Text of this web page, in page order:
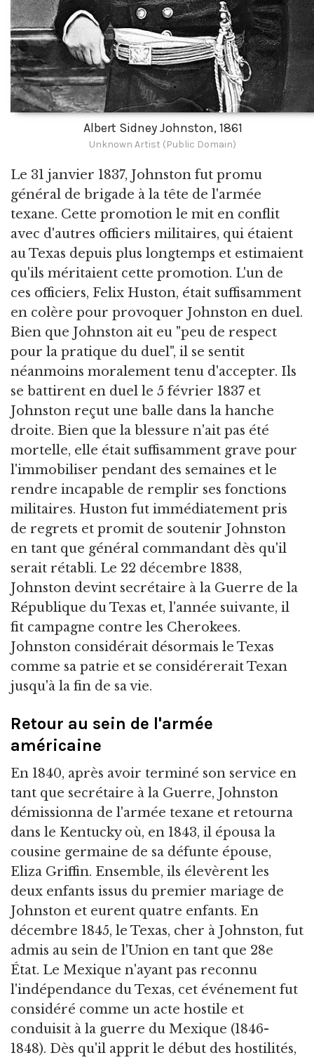
Albert Sidney Johnston, 1861
Unknown Artist (Public Domain)
Le 31 janvier 1837, Johnston fut promu
général de brigade à la tête de l'armée
texane. Cette promotion le mit en conflit
avec d'autres officiers militaires, qui étaient
au Texas depuis plus longtemps et estimaient
qu'ils méritaient cette promotion. L'un de
ces officiers, Felix Huston, était suffisamment
en colère pour provoquer Johnston en duel.
Bien que Johnston ait eu "peu de respect
pour la pratique du duel", il se sentit
néanmoins moralement tenu d'accepter. Ils
se battirent en duel le 5 février 1837 et
Johnston reçut une balle dans la hanche
droite. Bien que la blessure n'ait pas été
mortelle, elle était suffisamment grave pour
l'immobiliser pendant des semaines et le
rendre incapable de remplir ses fonctions
militaires. Huston fut immédiatement pris
de regrets et promit de soutenir Johnston
en tant que général commandant dès qu'il
serait rétabli. Le 22 décembre 1838,
Johnston devint secrétaire à la Guerre de la
République du Texas et, l'année suivante, il
fit campagne contre les Cherokees.
Johnston considérait désormais le Texas
comme sa patrie et se considérerait Texan
jusqu'à la fin de sa vie.
Retour au sein de l'armée
américaine
En 1840, après avoir terminé son service en
tant que secrétaire à la Guerre, Johnston
démissionna de l'armée texane et retourna
dans le Kentucky où, en 1843, il épousa la
cousine germaine de sa défunte épouse,
Eliza Griffin. Ensemble, ils élevèrent les
deux enfants issus du premier mariage de
Johnston et eurent quatre enfants. En
décembre 1845, le Texas, cher à Johnston, fut
admis au sein de l'Union en tant que 28e
État. Le Mexique n'ayant pas reconnu
l'indépendance du Texas, cet événement fut
considéré comme un acte hostile et
conduisit à la guerre du Mexique (1846-
1848). Dès qu'il apprit le début des hostilités,